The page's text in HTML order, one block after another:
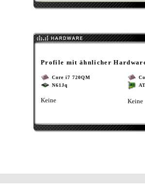
Profile mit ähnlicher
Core i7 720QM
N61Jq
Keine Keine